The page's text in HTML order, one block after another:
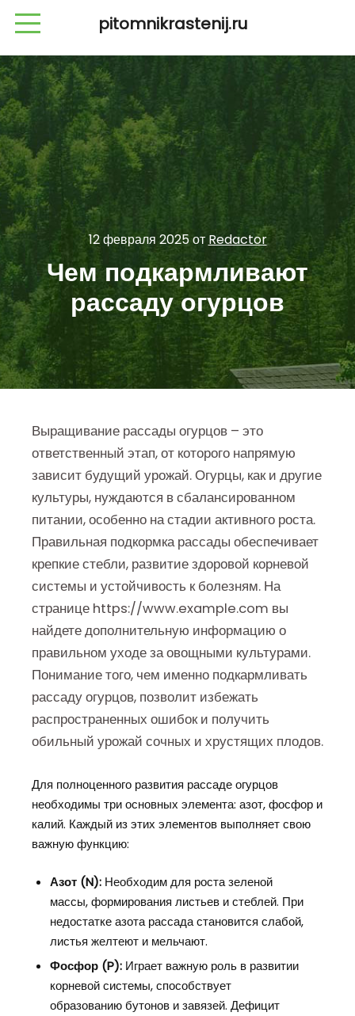
pitomnikrastenij.ru
12 февраля 2025от Redactor
Чем подкармливают
рассаду огурцов
Выращивание рассады огурцов – это
ответственный этап, от которого напрямую
зависит будущий урожай. Огурцы, как и другие
культуры, нуждаются в сбалансированном
питании, особенно на стадии активного роста.
Правильная подкормка рассады обеспечивает
крепкие стебли, развитие здоровой корневой
системы и устойчивость к болезням. На
странице https://www.example.com вы
найдете дополнительную информацию о
правильном уходе за овощными культурами.
Понимание того, чем именно подкармливать
рассаду огурцов, позволит избежать
распространенных ошибок и получить
обильный урожай сочных и хрустящих плодов.
Для полноценного развития рассаде огурцов
необходимы три основных элемента: азот, фосфор и
калий. Каждый из этих элементов выполняет свою
важную функцию:
Азот (N):Необходим для роста зеленой
массы, формирования листьев и стеблей. При
недостатке азота рассада становится слабой,
листья желтеют и мельчают.
Фосфор (P):Играет важную роль в развитии
корневой системы, способствует
образованию бутонов и завязей. Дефицит